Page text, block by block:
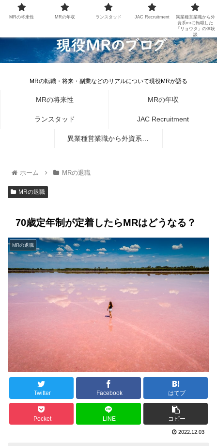
MRの転職・将来・副業などのリアルについて現役MRが語る
MRの将来性 MRの年収
ランスタッド JAC Recruitment
異業種営業職から外資系mr
ホーム MRの退職
MRの退職
70歳定年制が定着したらMRはどうなる？
MRの退職
Twitter Facebook はてブ
Pocket LINE コピー
2022.12.03
MRの将来性 MRの年収 ランスタッド JAC Recruitment
異業種営業職から外
資系mrに転職した
「リョウタ」の体験
談